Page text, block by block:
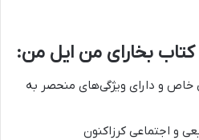
خاص و دارای ویژگی‌های منحصر به
و اجتماعی کرزاکنون